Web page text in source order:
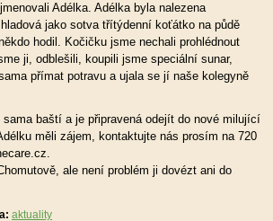
Adélka. Adélka byla nalezena
jako sotva třítýdenní koťátko na půdě
hodil. Kočičku jsme nechali prohlédnout
ji, odblešili, koupili jsme speciální sunar,
přímat potravu a ujala se jí naše kolegyně
sama baští a je připravená odejít do nové milující
měli zájem, kontaktujte nás prosím na 720
ale není problém ji dovézt ani do
aktuality